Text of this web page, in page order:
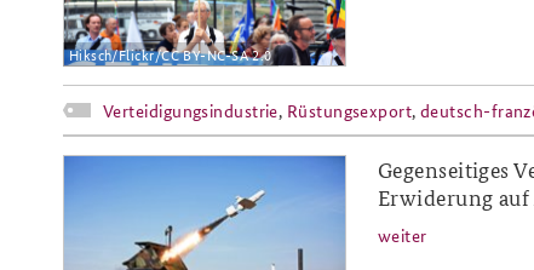
Hiksch/Flickr/CC BY-NC-SA 2.0
Verteidigungsindustrie, Rüstungsexport,deutsch-
ap19-10.png
Gegenseitiges
Erwiderung
weiter